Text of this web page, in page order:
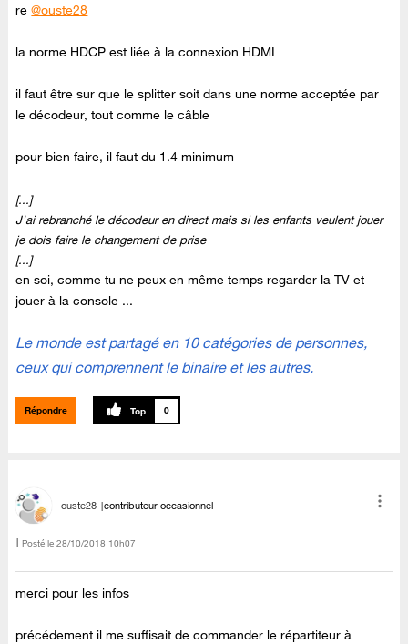
re@ouste28
la norme HDCP est liée à la connexion HDMI
il faut être sur que le splitter soit dans une norme acceptée par
le décodeur, tout comme le câble
pour bien faire, il faut du 1.4 minimum
[...]
J'ai rebranché le décodeur en direct mais si les enfants veulent jouer
je dois faire le changement de prise
[...]
en soi, comme tu ne peux en même temps regarder la TV et
jouer à la console ...
Le monde est partagé en 10 catégories de personnes,
ceux qui comprennent le binaire et les autres.
Répondre 0
ouste28 contributeur occasionnel
Posté le ‎28/10/2018 10h07
merci pour les infos
précédement il me suffisait de commander le répartiteur à